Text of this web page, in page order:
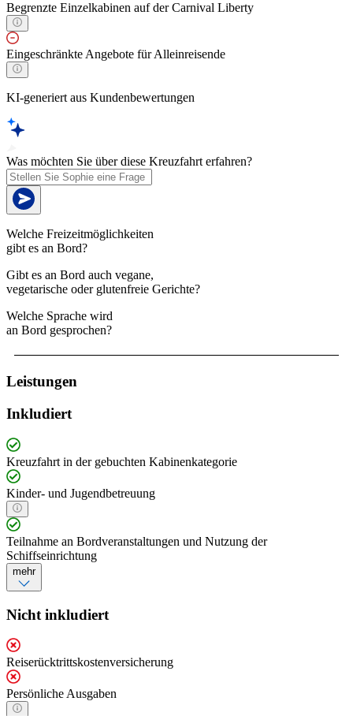
Begrenzte Einzelkabinen auf der Carnival Liberty
Eingeschränkte Angebote für Alleinreisende
KI-generiert aus Kundenbewertungen
Was möchten Sie über diese Kreuzfahrt erfahren?
Welche Freizeitmöglichkeiten
gibt es an Bord?
Gibt es an Bord auch vegane,
vegetarische oder glutenfreie Gerichte?
Welche Sprache wird
an Bord gesprochen?
Leistungen
Inkludiert
Kreuzfahrt in der gebuchten Kabinenkategorie
Kinder- und Jugendbetreuung
Teilnahme an Bordveranstaltungen und Nutzung der
Schiffseinrichtung
mehr
Nicht inkludiert
Reiserücktrittskostenversicherung
Persönliche Ausgaben